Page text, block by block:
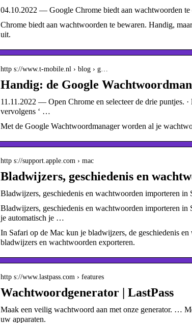
04.10.2022 — Google Chrome biedt aan wachtwoorden te
Chrome biedt aan wachtwoorden te bewaren. Handig,
uit.
http s://www.t-mobile.nl › blog › g…
Handig: de Google
11.11.2022 — Open Chrome en selecteer de drie puntjes.
vervolgens ‘ …
Met de Google Wachtwoordmanager worden al je
http s://support.apple.com › mac
Bladwijzers, geschiedenis en
Bladwijzers, geschiedenis en wachtwoorden importeren
Bladwijzers, geschiedenis en wachtwoorden importeren
je automatisch je …
In Safari op de Mac kun je bladwijzers, de geschiedenis
bladwijzers en wachtwoorden exporteren.
http s://www.lastpass.com › features
Wachtwoordgenerator | LastPass
Maak een veilig wachtwoord aan met onze generator. …
uw apparaten.